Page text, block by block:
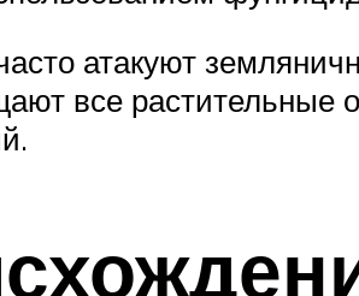
атакуют
все растительные